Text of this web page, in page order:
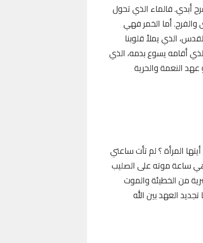
أبدي. فالماء الذي تحول
والفرح. أما الخمر فهي
الذي يملأ قلوبنا
أقامه يسوع بدمه، الذي
النعمة والحرية
المرأة ؟ لم تأت ساعتي
ساعة موته على الصليب
من الخطيئة والموت
العهد بين الله